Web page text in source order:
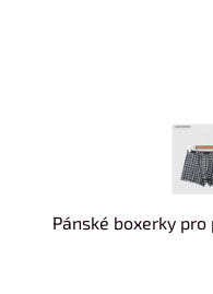
Pánské boxerky